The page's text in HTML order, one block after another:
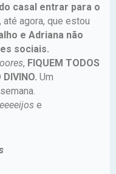
casal entrar para o
até agora, que estou
e Adriana não
sociais.
, FIQUEM TODOS
Um
e